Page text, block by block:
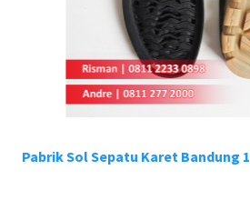
Pabrik Sol Sepatu Karet Bandung 17